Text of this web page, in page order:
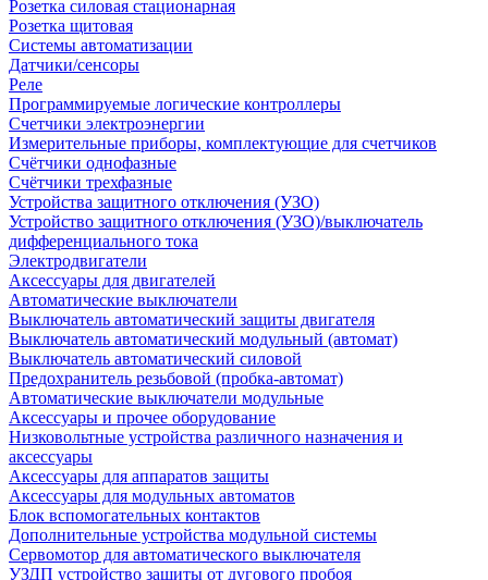
Розетка силовая стационарная
Розетка щитовая
Системы автоматизации
Датчики/сенсоры
Реле
Программируемые логические контроллеры
Счетчики электроэнергии
Измерительные приборы, комплектующие для счетчиков
Счётчики однофазные
Счётчики трехфазные
Устройства защитного отключения (УЗО)
Устройство защитного отключения (УЗО)/выключатель
дифференциального тока
Электродвигатели
Аксессуары для двигателей
Автоматические выключатели
Выключатель автоматический защиты двигателя
Выключатель автоматический модульный (автомат)
Выключатель автоматический силовой
Предохранитель резьбовой (пробка-автомат)
Автоматические выключатели модульные
Аксессуары и прочее оборудование
Низковольтные устройства различного назначения и
аксессуары
Аксессуары для аппаратов защиты
Аксессуары для модульных автоматов
Блок вспомогательных контактов
Дополнительные устройства модульной системы
Сервомотор для автоматического выключателя
УЗДП устройство защиты от дугового пробоя